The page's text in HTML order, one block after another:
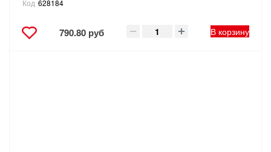
Код 628184
790.80 руб В корзину